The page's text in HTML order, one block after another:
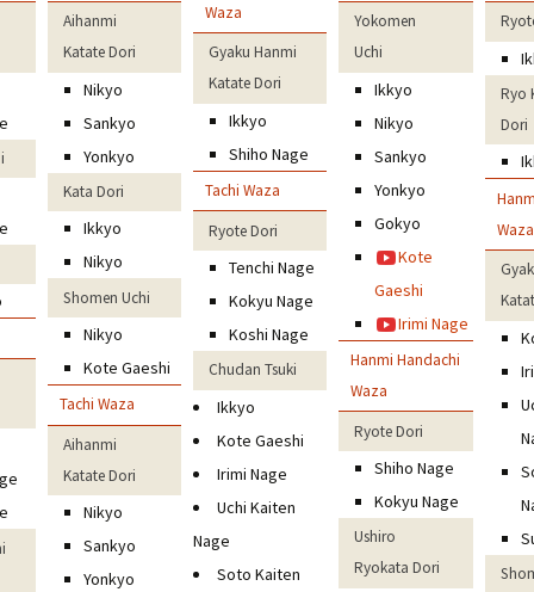
Aihanmi
Katate Dori
Nikyo
Sankyo
Yonkyo
Kata Dori
Ikkyo
Nikyo
Shomen Uchi
Nikyo
Kote Gaeshi
Tachi Waza
Aihanmi
Katate Dori
Nikyo
Sankyo
Yonkyo
Waza
Gyaku Hanmi
Katate Dori
Ikkyo
Shiho Nage
Tachi Waza
Ryote Dori
Tenchi Nage
Kokyu Nage
Koshi Nage
Chudan Tsuki
Ikkyo
Kote Gaeshi
Irimi Nage
Uchi Kaiten
Nage
Soto Kaiten
Yokomen
Uchi
Ikkyo
Nikyo
Sankyo
Yonkyo
Gokyo
Kote
Gaeshi
Irimi Nage
Hanmi Handachi
Waza
Ryote Dori
Shiho Nage
Kokyu Nage
Ushiro
Ryokata Dori
Ryo
Dori
Waza